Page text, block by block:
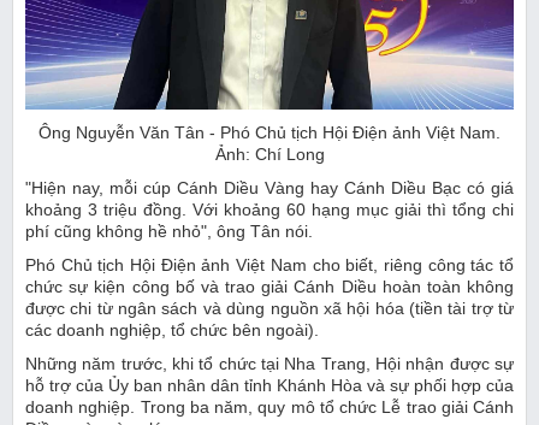
Ông Nguyễn Văn Tân - Phó Chủ tịch Hội Điện ảnh Việt Nam.
Ảnh: Chí Long
"Hiện nay, mỗi cúp Cánh Diều Vàng hay Cánh Diều Bạc có giá
khoảng 3 triệu đồng. Với khoảng 60 hạng mục giải thì tổng chi
phí cũng không hề nhỏ", ông Tân nói.
Phó Chủ tịch Hội Điện ảnh Việt Nam cho biết, riêng công tác tổ
chức sự kiện công bố và trao giải Cánh Diều hoàn toàn không
được chi từ ngân sách và dùng nguồn xã hội hóa (tiền tài trợ từ
các doanh nghiệp, tổ chức bên ngoài).
Những năm trước, khi tổ chức tại Nha Trang, Hội nhận được sự
hỗ trợ của Ủy ban nhân dân tỉnh Khánh Hòa và sự phối hợp của
doanh nghiệp. Trong ba năm, quy mô tổ chức Lễ trao giải Cánh